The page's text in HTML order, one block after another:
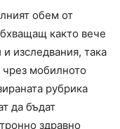
обем от
както вече
изследвания, така
мобилното
рубрика
да бъдат
здравно